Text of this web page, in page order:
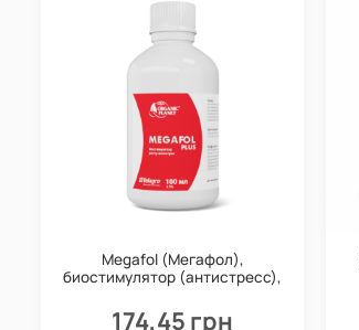
Megafol (Мегафол),
биостимулятор (антистресс),
174,45 грн